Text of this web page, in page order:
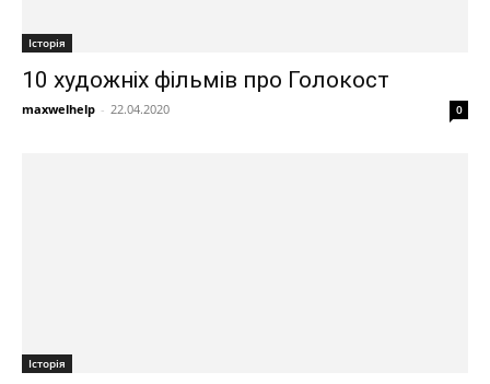
Історія
10 художніх фільмів про Голокост
maxwelhelp - 22.04.2020 0
Історія